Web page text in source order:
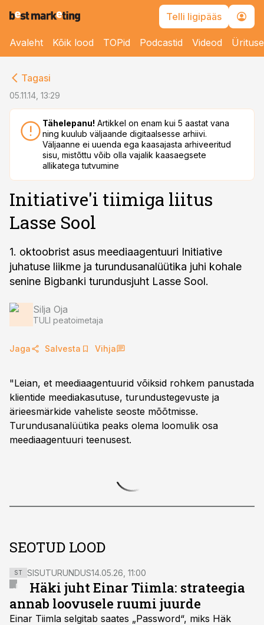
Telli ligipääs
Avaleht Kõik lood TOPid Podcastid Videod
Tagasi
05.11.14, 13:29
Tähelepanu! Artikkel on enam kui 5 aastat vana
ning kuulub väljaande digitaalsesse arhiivi.
Väljaanne ei uuenda ega kaasajasta arhiveeritud
sisu, mistõttu võib olla vajalik kaasaegsete
allikatega tutvumine
Initiative'i tiimiga liitus
Lasse Sool
1. oktoobrist asus meediaagentuuri Initiative
juhatuse liikme ja turundusanalüütika juhi kohale
senine Bigbanki turundusjuht Lasse Sool.
Silja Oja
TULI peatoimetaja
Jaga Salvesta Vihja
"Leian, et meediaagentuurid võiksid rohkem panustada
klientide meediakasutuse, turundustegevuste ja
ärieesmärkide vaheliste seoste mõõtmisse.
Turundusanalüütika peaks olema loomulik osa
meediaagentuuri teenusest.
SEOTUD LOOD
ST SISUTURUNDUS14.05.26, 11:00
Häki juht Einar Tiimla: strateegia
annab loovusele ruumi juurde
Einar Tiimla selgitab saates „Password“, miks Häk